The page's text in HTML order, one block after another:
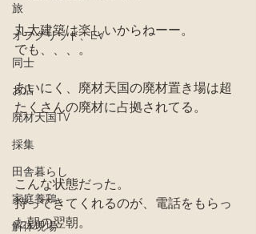
旅
オフグリッド、EV
同士
お店
廃材天国TV
採集
田舎暮らし
家庭養鶏
解体現場
丸太建築は楽しいからねーー。
でも、、、。
あいにく、廃材天国の廃材置き場は超
たくさんの廃材に占拠されてる。
こんな状態だった。
持ってきてくれるのが、電話をもらっ
た朝の翌朝。